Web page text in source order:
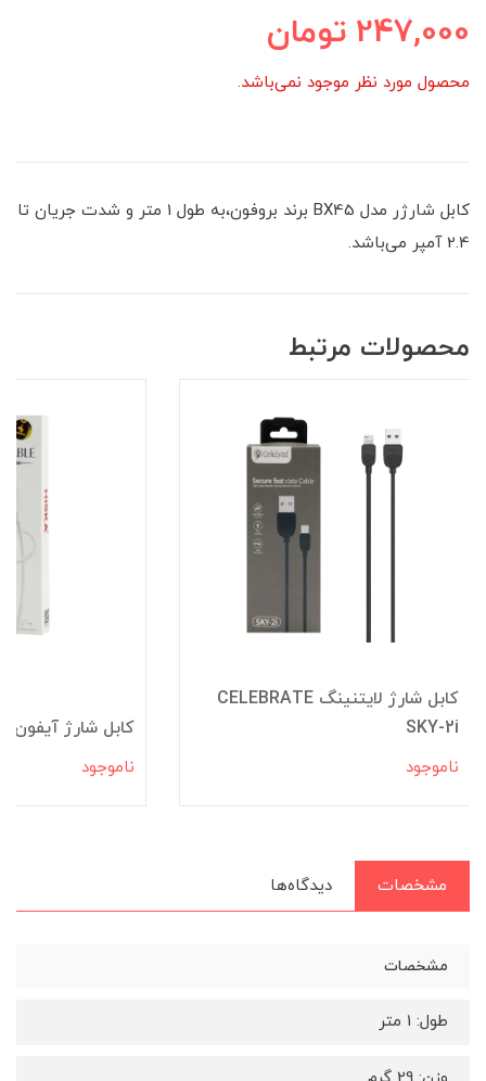
247,000 تومان
محصول مورد نظر موجود نمی‌باشد.
کابل شارژر مدل BX45 برند بروفون،به طول 1 متر و شدت جریان تا
2.4 آمپر می‌باشد.
محصولات مرتبط
کابل شارژ لایتنینگ CELEBRATE
SKY-2i
ناموجود
کابل شارژ آیفون HISKA LX-726R
ناموجود
مشخصات دیدگاه‌ها
مشخصات
طول: 1 متر